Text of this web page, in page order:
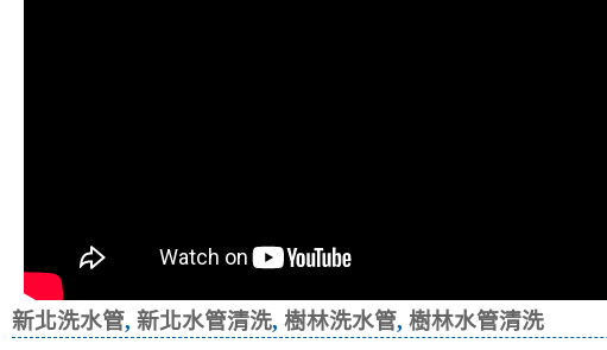
新北洗水管, 新北水管清洗, 樹林洗水管, 樹林水管清洗